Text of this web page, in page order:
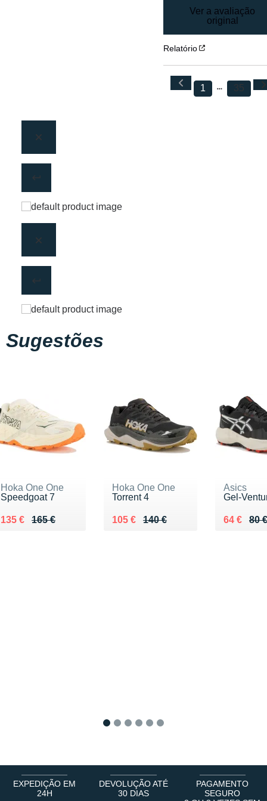
Ver a avaliação
original
Relatório
1 35
Sugestões
Hoka One One
Speedgoat 7
165 €
Au lieu de 165 €
135 €
Vendu 135 €
Hoka One One
Torrent 4
140 €
Au lieu de 140 €
105 €
Vendu 105 €
Asics
Gel-
80 €
Au lieu
64 €
Vendu 64
EXPEDIÇÃO EM
24H
DEVOLUÇÃO ATÉ
30 DIAS
PAGAMENTO
SEGURO